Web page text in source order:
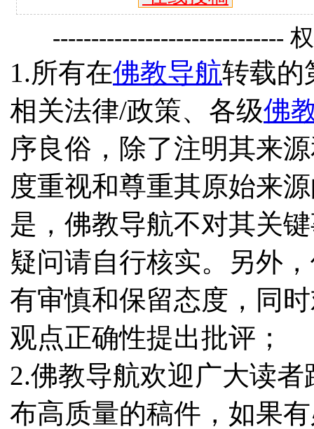
------------------------------
1.所有在佛教导航转载的
相关法律/政策、各级佛
序良俗，除了注明其来
度重视和尊重其原始来
是，佛教导航不对其关
疑问请自行核实。另外
有审慎和保留态度，同
观点正确性提出批评；
2.佛教导航欢迎广大读
布高质量的稿件，如果